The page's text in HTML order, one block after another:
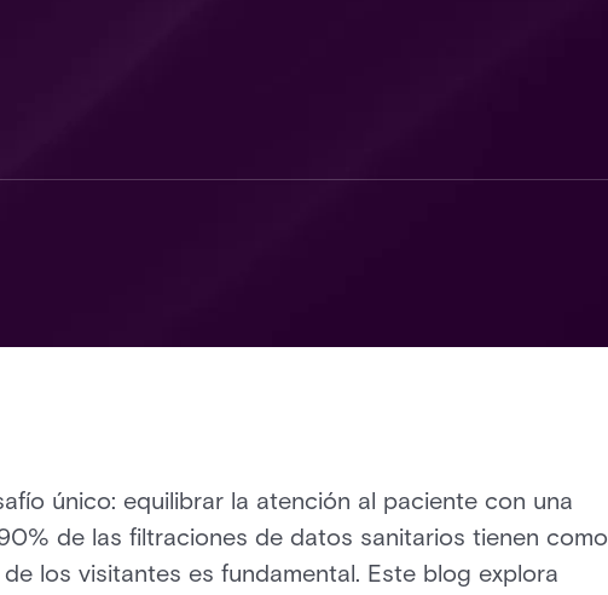
único: equilibrar la atención al paciente con una
de las filtraciones de datos sanitarios tienen como
los visitantes es fundamental. Este blog explora